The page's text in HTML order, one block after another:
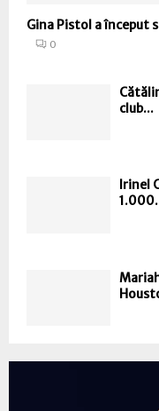
Gina Pistol a început
0
club...
Irinel